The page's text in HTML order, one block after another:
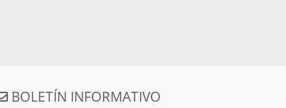
BOLETÍN INFORMATIVO